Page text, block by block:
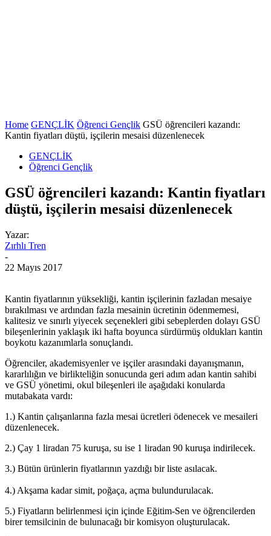
Home GENÇLİK Öğrenci Gençlik GSÜ öğrencileri kazandı:
Kantin fiyatları düştü, işçilerin mesaisi düzenlenecek
GENÇLİK
Öğrenci Gençlik
GSÜ öğrencileri kazandı: Kantin fiyatları
düştü, işçilerin mesaisi düzenlenecek
Yazar:
Zırhlı Tren
-
22 Mayıs 2017
Kantin fiyatlarının yüksekliği, kantin işçilerinin fazladan mesaiye
bırakılması ve ardından fazla mesainin ücretinin ödenmemesi,
kalitesiz ve sınırlı yiyecek seçenekleri gibi sebeplerden dolayı GSÜ
bileşenlerinin yaklaşık iki hafta boyunca sürdürmüş oldukları kantin
boykotu kazanımlarla sonuçlandı.
Öğrenciler, akademisyenler ve işçiler arasındaki dayanışmanın,
kararlılığın ve birlikteliğin sonucunda geri adım adan kantin sahibi
ve GSÜ yönetimi, okul bileşenleri ile aşağıdaki konularda
mutabakata vardı:
1.) Kantin çalışanlarına fazla mesai ücretleri ödenecek ve mesaileri
düzenlenecek.
2.) Çay 1 liradan 75 kuruşa, su ise 1 liradan 90 kuruşa indirilecek.
3.) Bütün ürünlerin fiyatlarının yazdığı bir liste asılacak.
4.) Akşama kadar simit, poğaça, açma bulundurulacak.
5.) Fiyatların belirlenmesi için içinde Eğitim-Sen ve öğrencilerden
birer temsilcinin de bulunacağı bir komisyon oluşturulacak.